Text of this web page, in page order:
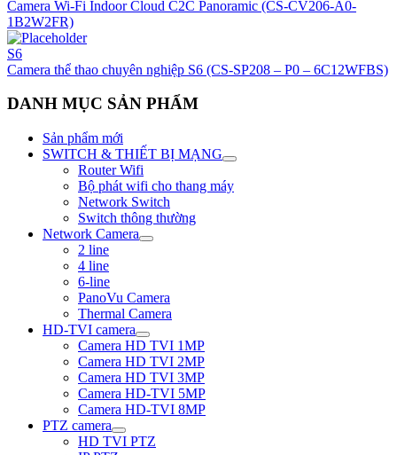
Camera Wi-Fi Indoor Cloud C2C Panoramic (CS-CV206-A0-
1B2W2FR)
S6
Camera thể thao chuyên nghiệp S6 (CS-SP208 – P0 – 6C12WFBS)
DANH MỤC SẢN PHẨM
Sản phẩm mới
SWITCH & THIẾT BỊ MẠNG
Router Wifi
Bộ phát wifi cho thang máy
Network Switch
Switch thông thường
Network Camera
2 line
4 line
6-line
PanoVu Camera
Thermal Camera
HD-TVI camera
Camera HD TVI 1MP
Camera HD TVI 2MP
Camera HD TVI 3MP
Camera HD-TVI 5MP
Camera HD-TVI 8MP
PTZ camera
HD TVI PTZ